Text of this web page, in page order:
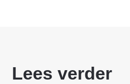
Lees verder